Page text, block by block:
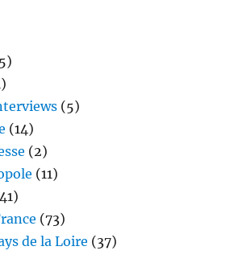
(5)
(14)
(2)
(11)
(73)
de la Loire (37)